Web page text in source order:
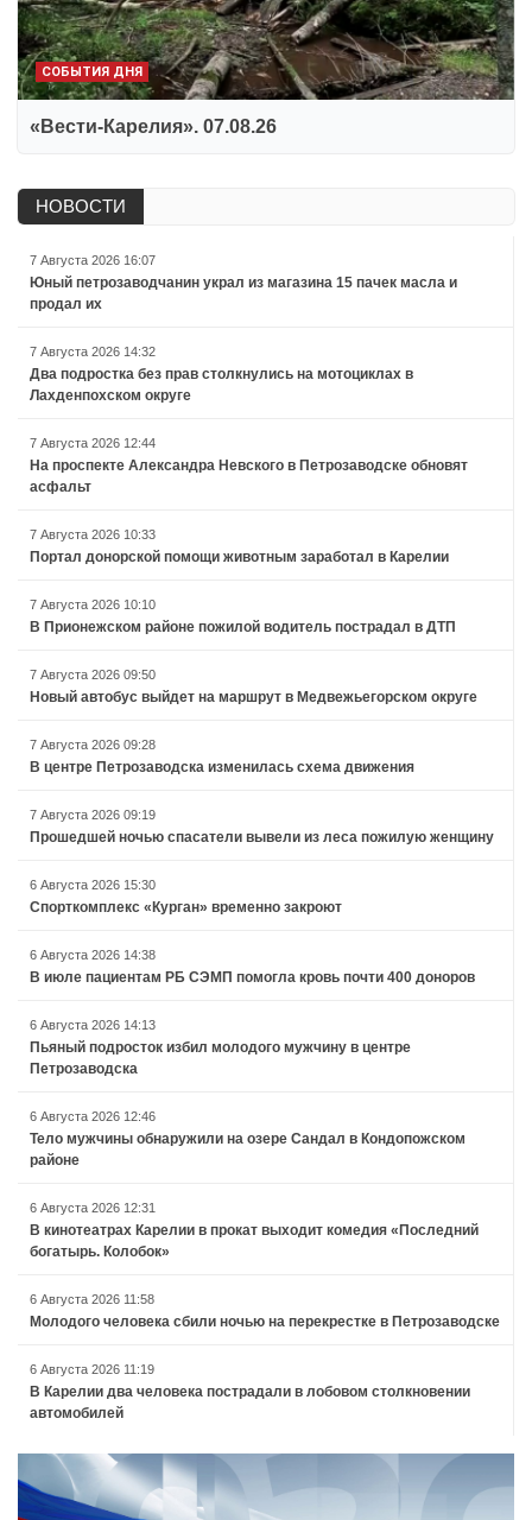
СОБЫТИЯ ДНЯ
«Вести-Карелия». 07.08.26
НОВОСТИ
7 Августа 2026 16:07
Юный петрозаводчанин украл из магазина 15 пачек масла и
продал их
7 Августа 2026 14:32
Два подростка без прав столкнулись на мотоциклах в
Лахденпохском округе
7 Августа 2026 12:44
На проспекте Александра Невского в Петрозаводске обновят
асфальт
7 Августа 2026 10:33
Портал донорской помощи животным заработал в Карелии
7 Августа 2026 10:10
В Прионежском районе пожилой водитель пострадал в ДТП
7 Августа 2026 09:50
Новый автобус выйдет на маршрут в Медвежьегорском округе
7 Августа 2026 09:28
В центре Петрозаводска изменилась схема движения
7 Августа 2026 09:19
Прошедшей ночью спасатели вывели из леса пожилую женщину
6 Августа 2026 15:30
Спорткомплекс «Курган» временно закроют
6 Августа 2026 14:38
В июле пациентам РБ СЭМП помогла кровь почти 400 доноров
6 Августа 2026 14:13
Пьяный подросток избил молодого мужчину в центре
Петрозаводска
6 Августа 2026 12:46
Тело мужчины обнаружили на озере Сандал в Кондопожском
районе
6 Августа 2026 12:31
В кинотеатрах Карелии в прокат выходит комедия «Последний
богатырь. Колобок»
6 Августа 2026 11:58
Молодого человека сбили ночью на перекрестке в Петрозаводске
6 Августа 2026 11:19
В Карелии два человека пострадали в лобовом столкновении
автомобилей